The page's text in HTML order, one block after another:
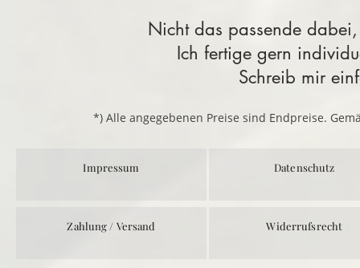
Nicht das passende
Ich fertige gern
Schreib mir
*) Alle angegebenen Preise sind Endpreise.
Impressum
Zahlung / Versand
Datenschutz
Widerrufsrecht